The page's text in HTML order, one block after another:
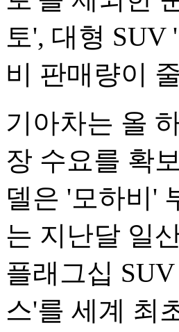
토', 대형 SUV
비 판매량이
기아차는 올
장 수요를 확
델은 '모하비'
는 지난달 일
플래그십
스'를 세계 최